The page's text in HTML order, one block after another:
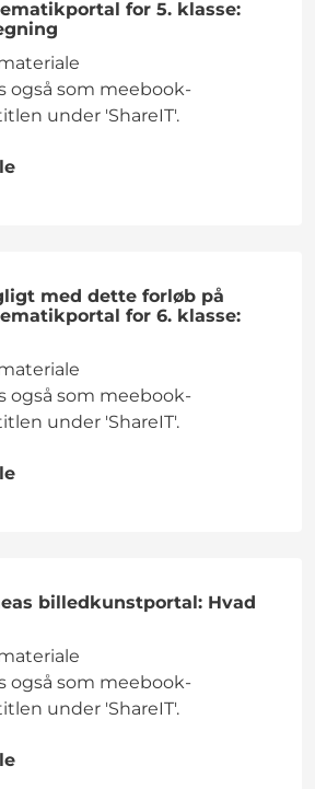
for 5. klasse:
også som meebook-
under 'ShareIT'.
med dette forløb på
for 6. klasse:
også som meebook-
under 'ShareIT'.
billedkunstportal: Hvad
også som meebook-
under 'ShareIT'.